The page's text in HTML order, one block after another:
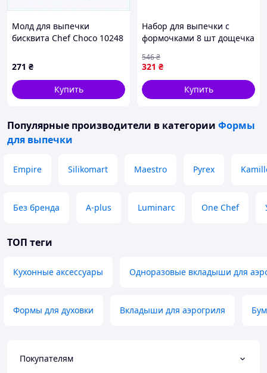
Молд для выпечки
бисквита Chef Choco 10248
271 ₴
Купить
Набор для выпечки с
формочками 8 шт дощечка
FK-13223
321 ₴
546₴
Купить
Популярные производители в категории Формы
для выпечки
Empire Silikomart Maestro Pyrex
Без бренда A-plus Luminarc One Chef
ТОП теги
Кухонные аксессуары Одноразовые вкладыши для
Формы для духовки Вкладыши для аэрогриля
Покупателям